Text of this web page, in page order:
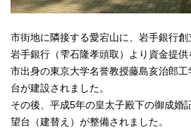
市街地に隣接する愛宕山に、岩手銀行
岩手銀行（雫石隆孝頭取）より資金提
市出身の東京大学名誉教授藤島亥治郎
台が建設されました。
その後、平成5年の皇太子殿下の御成婚
望台（建替え）が整備されました。